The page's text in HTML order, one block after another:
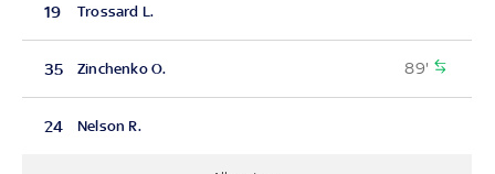
19 Trossard L.
35 Zinchenko O. 89'
24 Nelson R.